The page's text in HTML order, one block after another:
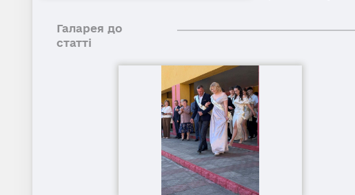
Галарея до
статті